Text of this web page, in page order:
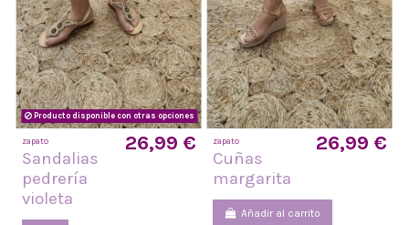
Producto disponible con otras opciones
zapato
Sandalias
pedrería
violeta
26,99 € zapato
Cuñas
margarita
26,99 €
Añadir al carrito